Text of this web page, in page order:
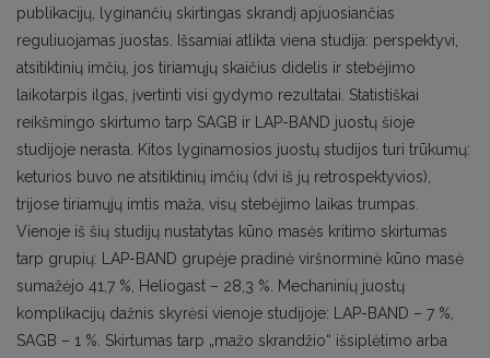
publikacijų, lyginančių skirtingas skrandį apjuosiančias
reguliuojamas juostas. Išsamiai atlikta viena studija: perspektyvi,
atsitiktinių imčių, jos tiriamųjų skaičius didelis ir stebėjimo
laikotarpis ilgas, įvertinti visi gydymo rezultatai. Statistiškai
reikšmingo skirtumo tarp SAGB ir LAP-BAND juostų šioje
studijoje nerasta. Kitos lyginamosios juostų studijos turi trūkumų:
keturios buvo ne atsitiktinių imčių (dvi iš jų retrospektyvios),
trijose tiriamųjų imtis maža, visų stebėjimo laikas trumpas.
Vienoje iš šių studijų nustatytas kūno masės kritimo skirtumas
tarp grupių: LAP-BAND grupėje pradinė viršnorminė kūno masė
sumažėjo 41,7 %, Heliogast – 28,3 %. Mechaninių juostų
komplikacijų dažnis skyrėsi vienoje studijoje: LAP-BAND – 7 %,
SAGB – 1 %. Skirtumas tarp „mažo skrandžio“ išsiplėtimo arba